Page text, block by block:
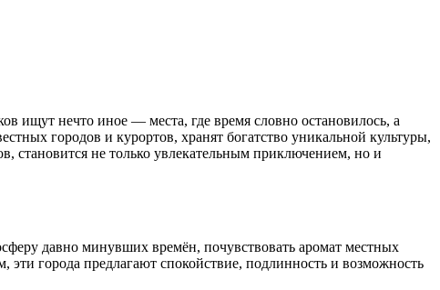
ищут нечто иное — места, где время словно остановилось, а
городов и курортов, хранят богатство уникальной культуры,
становится не только увлекательным приключением, но и
давно минувших времён, почувствовать аромат местных
города предлагают спокойствие, подлинность и возможность